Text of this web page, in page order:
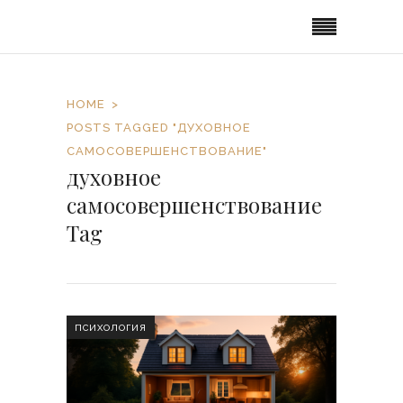
HOME
POSTS TAGGED "ДУХОВНОЕ
САМОСОВЕРШЕНСТВОВАНИЕ"
духовное
самосовершенствование
Tag
ПСИХОЛОГИЯ